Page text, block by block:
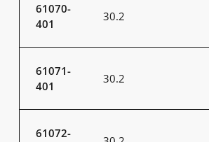
61070-
401
30.2
61071-
401
30.2
61072-